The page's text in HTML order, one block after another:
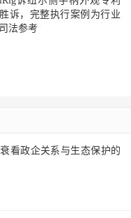
诉，完整执行案例为行业
法参考
看政企关系与生态保护的